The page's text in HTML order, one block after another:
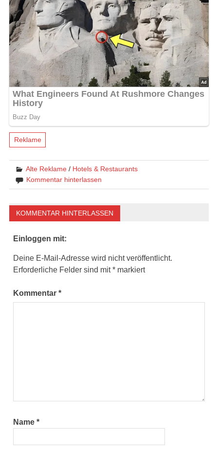
Reklame
Alte Reklame / Hotels & Restaurants
Kommentar hinterlassen
KOMMENTAR HINTERLASSEN
Einloggen mit:
Deine E-Mail-Adresse wird nicht veröffentlicht.
Erforderliche Felder sind mit* markiert
Kommentar*
Name*